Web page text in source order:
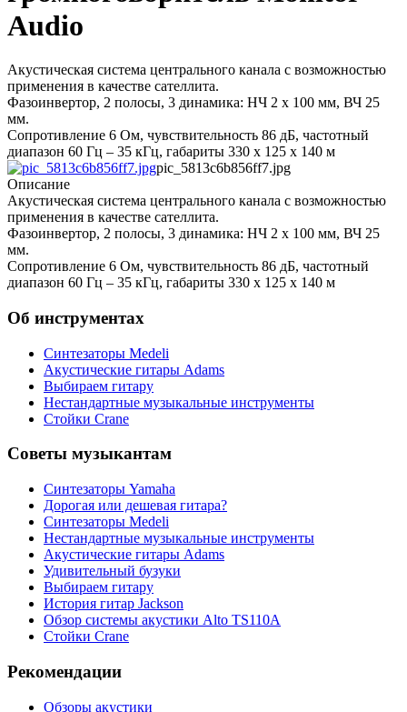
Audio
Акустическая система центрального канала с возможностью
применения в качестве сателлита.
Фазоинвертор, 2 полосы, 3 динамика: НЧ 2 х 100 мм, ВЧ 25
мм.
Сопротивление 6 Ом, чувствительность 86 дБ, частотный
диапазон 60 Гц – 35 кГц, габариты 330 x 125 x 140 м
pic_5813c6b856ff7.jpg
Описание
Акустическая система центрального канала с возможностью
применения в качестве сателлита.
Фазоинвертор, 2 полосы, 3 динамика: НЧ 2 х 100 мм, ВЧ 25
мм.
Сопротивление 6 Ом, чувствительность 86 дБ, частотный
диапазон 60 Гц – 35 кГц, габариты 330 x 125 x 140 м
Об инструментах
Синтезаторы Мedeli
Акустические гитары Adams
Выбираем гитару
Нестандартные музыкальные инструменты
Стойки Crane
Советы музыкантам
Синтезаторы Yamaha
Дорогая или дешевая гитара?
Синтезаторы Мedeli
Нестандартные музыкальные инструменты
Акустические гитары Adams
Удивительный бузуки
Выбираем гитару
История гитар Jackson
Обзор системы акустики Alto TS110A
Стойки Crane
Рекомендации
Обзоры акустики